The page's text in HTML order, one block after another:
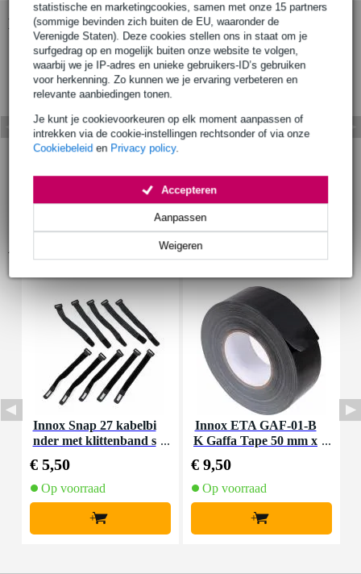
statistische en marketingcookies, samen met onze 15 partners
(sommige bevinden zich buiten de EU, waaronder de
Verenigde Staten). Deze cookies stellen ons in staat om je
surfgedrag op en mogelijk buiten onze website te volgen,
waarbij we je IP-adres en unieke gebruikers-ID’s gebruiken
voor herkenning. Zo kunnen we je ervaring verbeteren en
relevante aanbiedingen tonen.
Je kunt je cookievoorkeuren op elk moment aanpassen of
intrekken via de cookie-instellingen rechtsonder of via onze
Cookiebeleid en Privacy policy.
Weigeren
Aanpassen
Accepteren
Bekijk ook eens (1)
Innox Snap 27 kabelbi
nder met klittenband s
€ 5,50
Op voorraad
+
Innox ETA GAF-01-B
K Gaffa Tape 50 mm x
€ 9,50
Op voorraad
+